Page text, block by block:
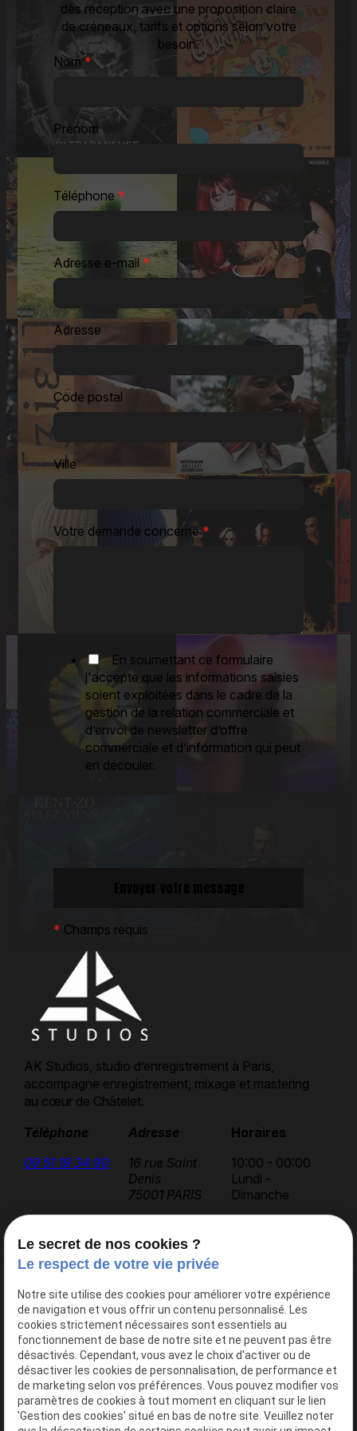
dès réception avec une proposition claire
de créneaux, tarifs et options selon votre
besoin.
Nom*
Prénom
Téléphone*
Adresse e-mail *
Adresse
Code postal
Ville
Votre demande concerne*
En soumettant ce formulaire
j'accepte que les informations saisies
soient exploitées dans le cadre de la
gestion de la relation commerciale et
d’envoi de newsletter d’offre
commerciale et d’information qui peut
en découler.
* Champs requis
AK Studios, studio d’enregistrement à Paris,
accompagne enregistrement, mixage et mastering
au cœur de Châtelet.
Téléphone
09 51 19 34 90
Adresse
16 rue Saint
Denis
75001 PARIS
Horaires
10:00 - 00:00
Lundi -
Dimanche
Accueil
Actualités
Contact
Nos services
Studio 1
Studio 2
Le secret de nos cookies ?
Le respect de votre vie privée
Notre site utilise des cookies pour améliorer votre expérience
de navigation et vous offrir un contenu personnalisé. Les
cookies strictement nécessaires sont essentiels au
fonctionnement de base de notre site et ne peuvent pas être
désactivés. Cependant, vous avez le choix d'activer ou de
désactiver les cookies de personnalisation, de performance et
de marketing selon vos préférences. Vous pouvez modifier vos
paramètres de cookies à tout moment en cliquant sur le lien
'Gestion des cookies' situé en bas de notre site. Veuillez noter